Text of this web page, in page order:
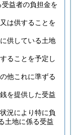
益者の負担金を
は供することを
供している土地
ることを予定し
他これに準ずる
を提供した受益
況により特に負
土地に係る受益